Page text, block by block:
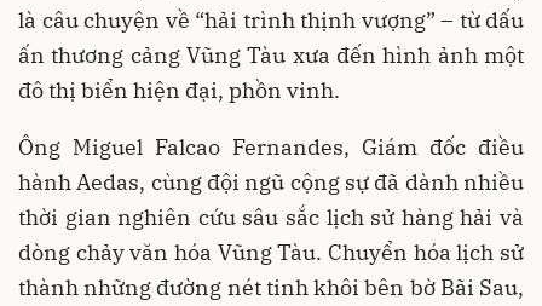
là câu chuyện về “hải trình thịnh vượng” – từ dấu
ấn thương cảng Vũng Tàu xưa đến hình ảnh một
đô thị biển hiện đại, phồn vinh.
Ông Miguel Falcao Fernandes, Giám đốc điều
hành Aedas, cùng đội ngũ cộng sự đã dành nhiều
thời gian nghiên cứu sâu sắc lịch sử hàng hải và
dòng chảy văn hóa Vũng Tàu. Chuyển hóa lịch sử
thành những đường nét tinh khôi bên bờ Bãi Sau,